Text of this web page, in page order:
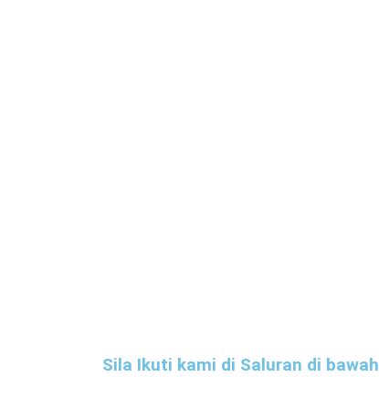
Sila Ikuti kami di Saluran di bawah